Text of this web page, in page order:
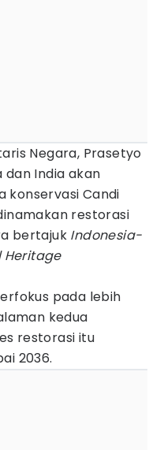
Negara, Prasetyo
dan India akan
konservasi Candi
restorasi
bertajuk Indonesia-
Heritage
pada lebih
kedua
restorasi itu
2036.